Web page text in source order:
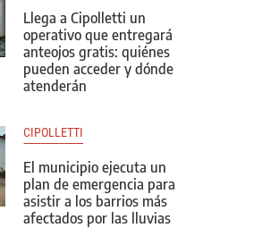
Llega a Cipolletti un
operativo que entregará
anteojos gratis: quiénes
pueden acceder y dónde
atenderán
CIPOLLETTI
El municipio ejecuta un
plan de emergencia para
asistir a los barrios más
afectados por las lluvias